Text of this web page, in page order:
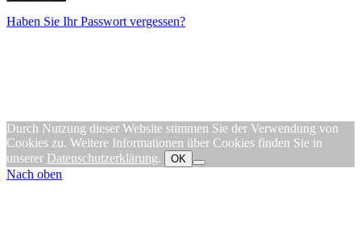
Haben Sie Ihr Passwort vergessen?
Durch Nutzung dieser Website stimmen Sie der Verwendung von
Cookies zu. Weitere Informationen über Cookies finden Sie in
unserer Datenschutzerklärung. OK
Nach oben